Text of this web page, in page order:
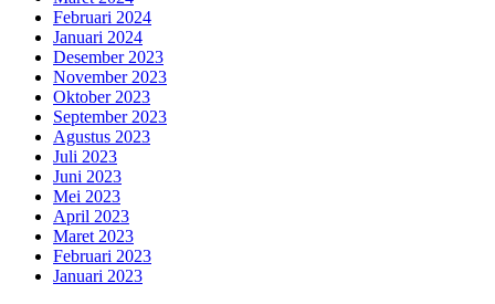
Februari 2024
Januari 2024
Desember 2023
November 2023
Oktober 2023
September 2023
Agustus 2023
Juli 2023
Juni 2023
Mei 2023
April 2023
Maret 2023
Februari 2023
Januari 2023